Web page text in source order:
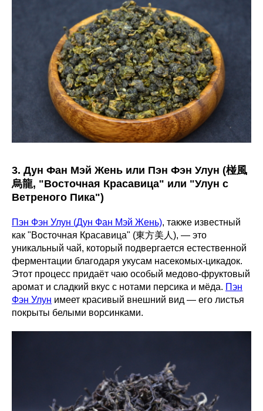
3. Дун Фан Мэй Жень или Пэн Фэн Улун (椪風
烏龍, "Восточная Красавица" или "Улун с
Ветреного Пика")
Пэн Фэн Улун (Дун Фан Мэй Жень), также известный
как "Восточная Красавица" (東方美人), — это
уникальный чай, который подвергается естественной
ферментации благодаря укусам насекомых-цикадок.
Этот процесс придаёт чаю особый медово-фруктовый
аромат и сладкий вкус с нотами персика и мёда. Пэн
Фэн Улун имеет красивый внешний вид — его листья
покрыты белыми ворсинками.